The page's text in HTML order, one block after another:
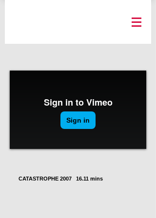
CATASTROPHE 2007 16.11 mins